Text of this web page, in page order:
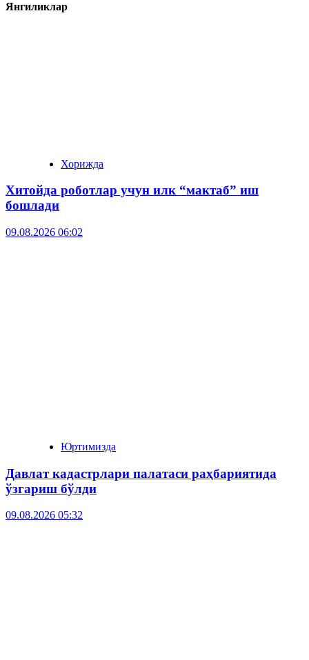
Янгиликлар
Хорижда
Хитойда роботлар учун илк “мактаб” иш
бошлади
09.08.2026 06:02
Юртимизда
Давлат кадастрлари палатаси раҳбариятида
ўзгариш бўлди
09.08.2026 05:32